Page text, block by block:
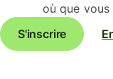
où que vous
S'inscrire